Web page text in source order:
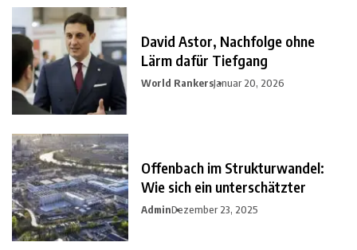
David Astor, Nachfolge ohne
Lärm dafür Tiefgang
World RankersJanuar 20, 2026
Offenbach im Strukturwandel:
Wie sich ein unterschätzter
AdminDezember 23, 2025